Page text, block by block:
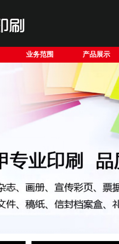
业务范围 产品展示